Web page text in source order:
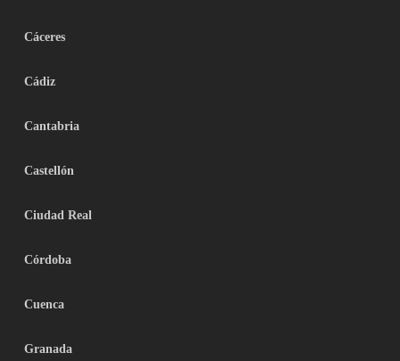
Cáceres
Cádiz
Cantabria
Castellón
Ciudad Real
Córdoba
Cuenca
Granada